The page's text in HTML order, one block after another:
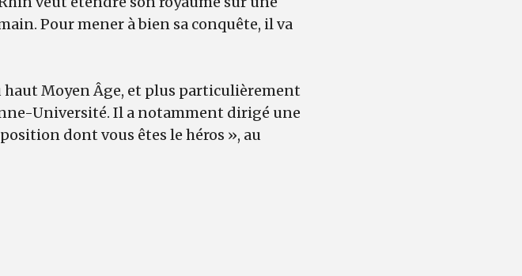
Pour mener à bien sa conquête, il va
Moyen Âge, et plus particulièrement
Université. Il a notamment dirigé une
dont vous êtes le héros », au